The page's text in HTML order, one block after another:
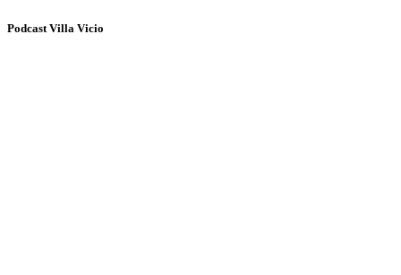
Podcast Villa Vicio